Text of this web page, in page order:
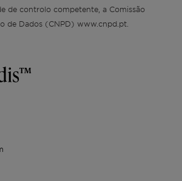
de controlo competente, a Comissão
de Dados (CNPD) www.cnpd.pt.